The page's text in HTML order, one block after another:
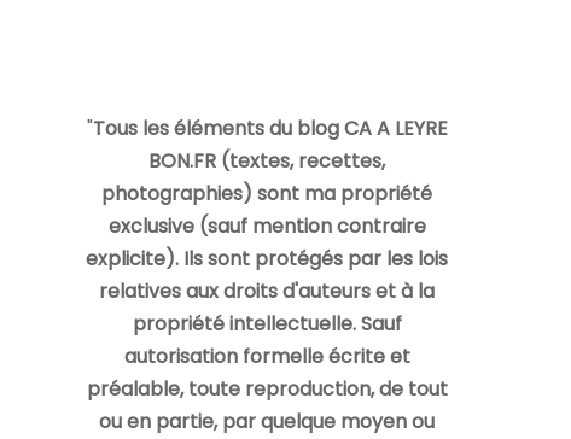
"Tous les éléments du blog CA A LEYRE
BON.FR (textes, recettes,
photographies) sont ma propriété
exclusive (sauf mention contraire
explicite). Ils sont protégés par les lois
relatives aux droits d'auteurs et à la
propriété intellectuelle. Sauf
autorisation formelle écrite et
préalable, toute reproduction, de tout
ou en partie, par quelque moyen ou